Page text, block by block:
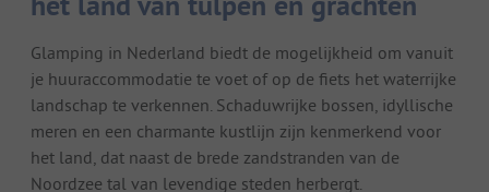
Glamping in Nederland biedt de mogelijkheid om vanuit
je huuraccommodatie te voet of op de fiets het waterrijke
landschap te verkennen. Schaduwrijke bossen, idyllische
meren en een charmante kustlijn zijn kenmerkend voor
het land, dat naast de brede zandstranden van de
Noordzee tal van levendige steden herbergt.